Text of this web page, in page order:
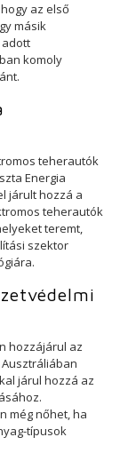
az első
másik
komoly
teherautók
Energia
járult hozzá a
teherautók
teremt,
szektor
hozzájárul az
járul hozzá az
még nőhet, ha
típusok